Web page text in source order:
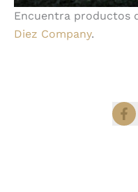
Encuentra productos
Diez Company.